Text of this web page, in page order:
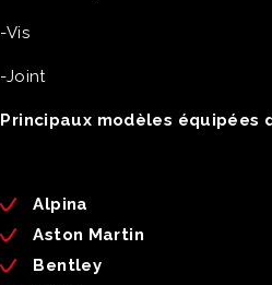
-Vis
-Joint
Principaux modèles équipées
Alpina
Aston Martin
Bentley